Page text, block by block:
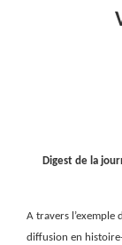
Digest de la
A travers l’exemple
diffusion en